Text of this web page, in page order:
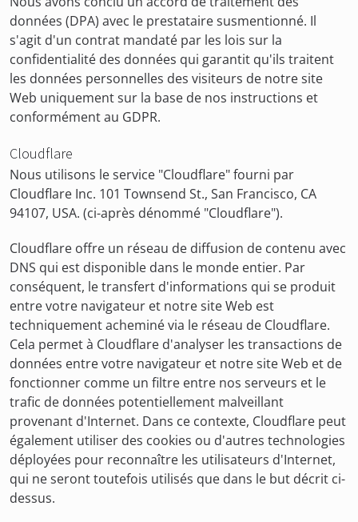
données (DPA) avec le prestataire susmentionné. Il
s'agit d'un contrat mandaté par les lois sur la
confidentialité des données qui garantit qu'ils traitent
les données personnelles des visiteurs de notre site
Web uniquement sur la base de nos instructions et
conformément au GDPR.
Cloudflare
Nous utilisons le service "Cloudflare" fourni par
Cloudflare Inc. 101 Townsend St., San Francisco, CA
94107, USA. (ci-après dénommé "Cloudflare").
Cloudflare offre un réseau de diffusion de contenu avec
DNS qui est disponible dans le monde entier. Par
conséquent, le transfert d'informations qui se produit
entre votre navigateur et notre site Web est
techniquement acheminé via le réseau de Cloudflare.
Cela permet à Cloudflare d'analyser les transactions de
données entre votre navigateur et notre site Web et de
fonctionner comme un filtre entre nos serveurs et le
trafic de données potentiellement malveillant
provenant d'Internet. Dans ce contexte, Cloudflare peut
également utiliser des cookies ou d'autres technologies
déployées pour reconnaître les utilisateurs d'Internet,
qui ne seront toutefois utilisés que dans le but décrit ci-
dessus.